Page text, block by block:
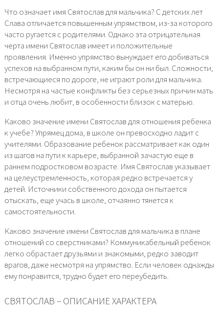
Что означает имя Святослав для мальчика? С детских лет
Слава отличается повышенным упрямством, из-за которого
часто ругается с родителями. Однако эта отрицательная
черта имени Святослав имеет и положительные
проявления. Именно упрямство вынуждает его добиваться
успехов на выбранном пути, каким бы он ни был. Сложности,
встречающиеся по дороге, не играют роли для мальчика.
Несмотря на частые конфликты без серьезных причин мать
и отца очень любит, в особенности близок с матерью.
Каково значение имени Святослав для отношения ребенка
к учебе? Упрямец дома, в школе он превосходно ладит с
учителями. Образование ребенок рассматривает как один
из шагов на пути к карьере, выбранной зачастую еще в
раннем подростковом возрасте. Имя Святослав указывает
на целеустремленность, которая редко встречается у
детей. Источники собственного дохода он пытается
отыскать, еще учась в школе, отчаянно тянется к
самостоятельности.
Каково значение имени Святослав для мальчика в плане
отношений со сверстниками? Коммуникабельный ребенок
легко обрастает друзьями и знакомыми, редко заводит
врагов, даже несмотря на упрямство. Если человек однажды
ему понравится, трудно будет его переубедить.
СВЯТОСЛАВ – ОПИСАНИЕ ХАРАКТЕРА